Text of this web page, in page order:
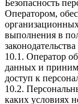
Безопасность
Оператором,
выполнения в
10.1. Оператор
данных и
доступ к
10.2.
каких условиях